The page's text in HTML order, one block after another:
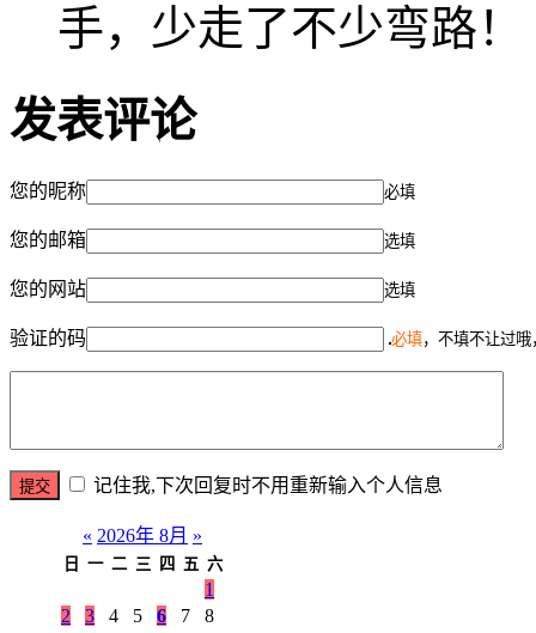
手，少走了不少弯路！
发表评论
您的昵称 必填
您的邮箱 选填
您的网站 选填
验证的码 必填，不填不让过
记住我,下次回复时不用重新输入个人信息
« 2026年 8月 »
日 一 二 三 四 五 六
1
2
3 4 5 6 7
8